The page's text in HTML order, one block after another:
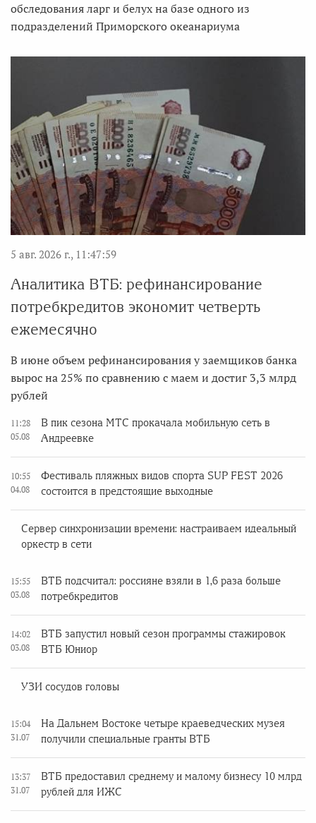
обследования ларг и белух на базе одного из
подразделений Приморского океанариума
5 авг. 2026 г., 11:47:59
Аналитика ВТБ: рефинансирование
потребкредитов экономит четверть
ежемесячно
В июне объем рефинансирования у заемщиков банка
вырос на 25% по сравнению с маем и достиг 3,3 млрд
рублей
11:28
05.08
В пик сезона МТС прокачала мобильную сеть в
Андреевке
10:55
04.08
Фестиваль пляжных видов спорта SUP FEST 2026
состоится в предстоящие выходные
Сервер синхронизации времени: настраиваем идеальный
оркестр в сети
15:55
03.08
ВТБ подсчитал: россияне взяли в 1,6 раза больше
потребкредитов
14:02
03.08
ВТБ запустил новый сезон программы стажировок
ВТБ Юниор
УЗИ сосудов головы
15:04
31.07
На Дальнем Востоке четыре краеведческих музея
получили специальные гранты ВТБ
13:37
31.07
ВТБ предоставил среднему и малому бизнесу 10 млрд
рублей для ИЖС